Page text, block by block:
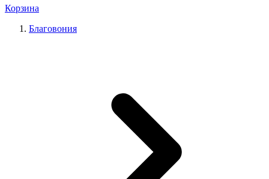
Корзина
Благовония